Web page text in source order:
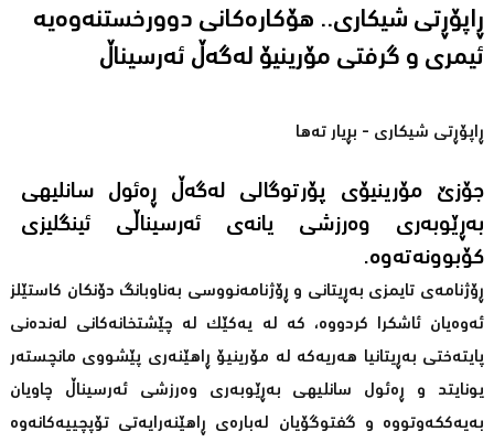
ڕاپۆڕتی شیکاری.. هۆکارەکانی دوورخستنەوەیە
ئیمری و گرفتی مۆرینیۆ لەگەڵ ئەرسیناڵ
ڕاپۆڕتی شیکاری - بڕیار تەها
جۆزێ مۆرینیۆی پۆرتوگالی لەگەڵ ڕەئول سانلیهی
بەڕێوبەری وەرزشی یانەی ئەرسیناڵی ئینگلیزی
کۆبوونەتەوە.
ڕۆژنامەی تایمزی بەڕیتانی و ڕۆژنامەنووسی بەناوبانگ دۆنکان کاستێلز
ئەوەیان ئاشکرا کردووە، کە لە یەکێک لە چێشتخانەکانی لەندەنی
پایتەختی بەڕیتانیا هەریەکە لە مۆرینیۆ ڕاهێنەری پێشووی مانچستەر
یونایتد و ڕەئول سانلیهی بەڕێوبەری وەرزشی ئەرسیناڵ چاویان
بەیەککەوتووە و گفتوگۆیان لەبارەی ڕاهێنەرایەتی تۆپچییەکانەوە